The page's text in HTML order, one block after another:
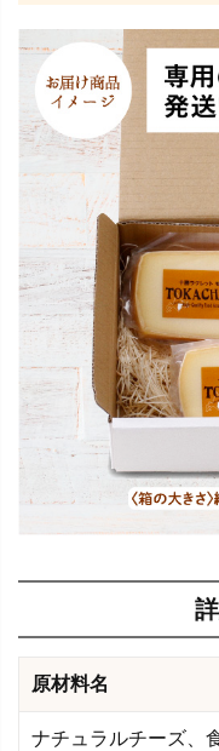
原材料名
ナチュラルチーズ、